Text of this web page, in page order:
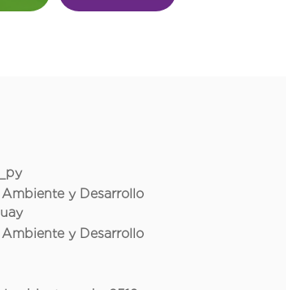
y Desarrollo
y Desarrollo